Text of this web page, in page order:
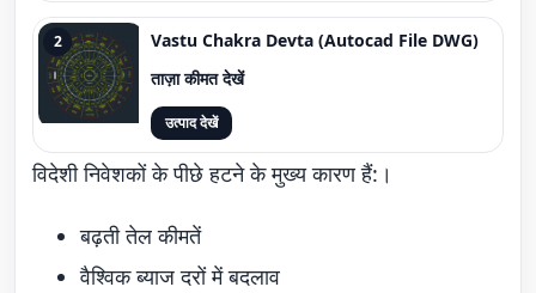
2
Vastu Chakra Devta (Autocad File DWG)
ताज़ा कीमत देखें
उत्पाद देखें
विदेशी निवेशकों के पीछे हटने के मुख्य कारण हैं:।
बढ़ती तेल कीमतें
वैश्विक ब्याज दरों में बदलाव